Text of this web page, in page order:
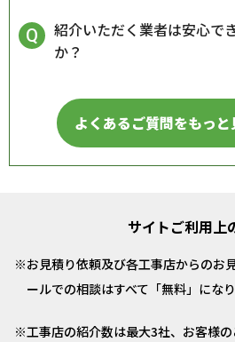
紹介いただく業者は安心で
か？
よくあるご質問をもっと
サイトご利用上
お見積り依頼及び各工事店からのお
ールでの相談はすべて「無料」になり
工事店の紹介数は最大3社、お客様